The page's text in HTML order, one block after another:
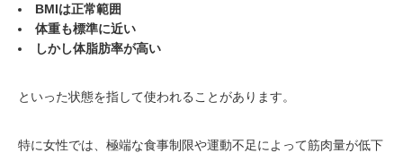
BMIは正常範囲
体重も標準に近い
しかし体脂肪率が高い
といった状態を指して使われることがあります。
特に女性では、極端な食事制限や運動不足によって筋肉量が低下